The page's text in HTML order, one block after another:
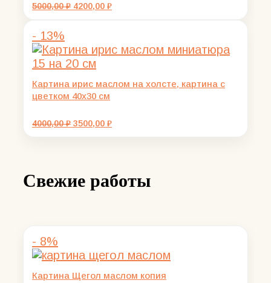
5000,00₽ Первоначальная
4200,00 ₽Текущая
- 13%
Картина ирис маслом на холсте, картина с
цветком 40х30 см
4000,00₽ Первоначальная
3500,00 ₽Текущая
Свежие работы
- 8%
Картина Щегол маслом копия